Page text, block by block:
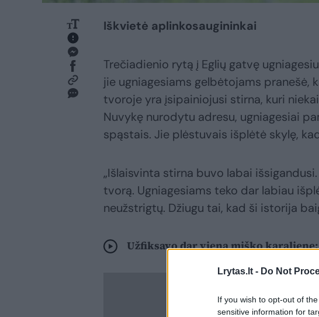
Lrytas.lt - Do Not
If you wish to opt-out of
sensitive information for
Iškvietė aplinkosaugininkai
Trečiadienio rytą į Eglių gatvę
jie ugniagesiams gelbėtojams
tvoroje yra įsipainiojusi stirna, kuri
Nuvykę nurodytu adresu, ugniagesiai
spąstais. Jie plėstuvais išplėtė skylę,
„Išlaisvinta stirna buvo labai
tvorą. Ugniagesiams teko dar labiau
neužstrigtų. Džiugu tai, kad ši istorija
Užfiksavo dar vieną miško